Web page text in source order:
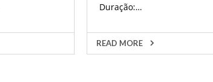
Duração:…
READ MORE